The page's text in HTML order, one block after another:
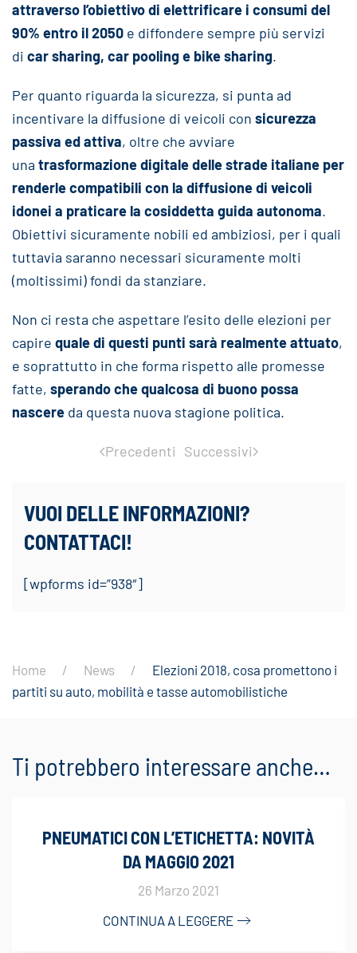
attraverso l’obiettivo di elettrificare i consumi del
90% entro il 2050 e diffondere sempre più servizi
di car sharing, car pooling e bike sharing.
Per quanto riguarda la sicurezza, si punta ad
incentivare la diffusione di veicoli con sicurezza
passiva ed attiva, oltre che avviare
una trasformazione digitale delle strade italiane per
renderle compatibili con la diffusione di veicoli
idonei a praticare la cosiddetta guida autonoma.
Obiettivi sicuramente nobili ed ambiziosi, per i quali
tuttavia saranno necessari sicuramente molti
(moltissimi) fondi da stanziare.
Non ci resta che aspettare l’esito delle elezioni per
capire quale di questi punti sarà realmente attuato,
e soprattutto in che forma rispetto alle promesse
fatte, sperando che qualcosa di buono possa
nascere da questa nuova stagione politica.
Precedenti Successivi
VUOI DELLE INFORMAZIONI?
CONTATTACI!
[wpforms id=”938″]
Home News
Elezioni 2018, cosa promettono i
partiti su auto, mobilità e tasse automobilistiche
Ti potrebbero interessare anche…
PNEUMATICI CON L’ETICHETTA: NOVITÀ
DA MAGGIO 2021
26 Marzo 2021
CONTINUA A LEGGERE